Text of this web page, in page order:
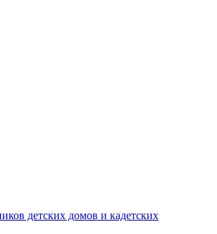
детских домов и кадетских